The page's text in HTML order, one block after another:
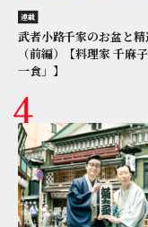
連載
武者小路千家のお盆と
（前編）【料理家 千麻
一食」】